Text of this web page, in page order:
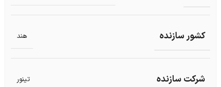
کشور سازنده هند
شرکت سازنده تینور